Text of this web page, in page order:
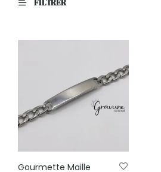
FILTRER
Gourmette Maille